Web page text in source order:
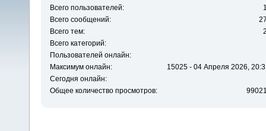
Всего пользователей:
Всего сообщений:
Всего тем:
Всего категорий:
Пользователей онлайн:
Максимум онлайн:
15025 - 04 Апреля 2026,
Сегодня онлайн:
Общее количество просмотров: